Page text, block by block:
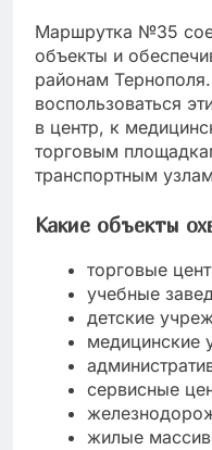
Маршрутка №35
объекты и
районам
воспользоваться
в центр, к
торговым
транспортным
Какие объекты
торговые
учебные
детские
медицинские
сервисные
жилые